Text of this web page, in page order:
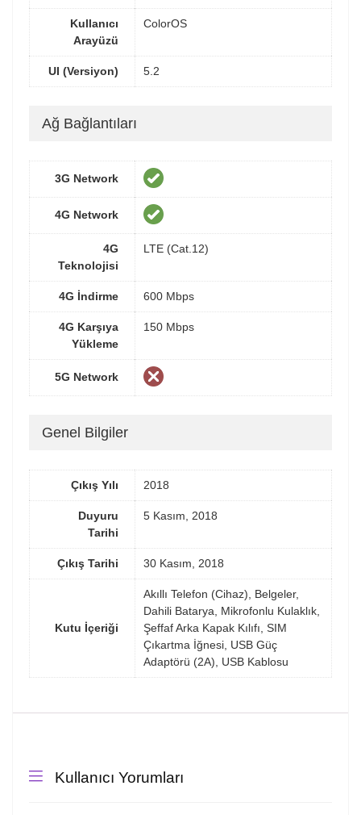
Kullanıcı
Arayüzü
ColorOS
UI (Versiyon) 5.2
Ağ Bağlantıları
3G Network
4G Network
4G
Teknolojisi
LTE (Cat.12)
4G İndirme 600 Mbps
4G Karşıya
Yükleme
150 Mbps
5G Network
Genel Bilgiler
Çıkış Yılı 2018
Duyuru
Tarihi
5 Kasım, 2018
Çıkış Tarihi 30 Kasım, 2018
Kutu İçeriği
Akıllı Telefon (Cihaz), Belgeler,
Dahili Batarya, Mikrofonlu Kulaklık,
Şeffaf Arka Kapak Kılıfı, SIM
Çıkartma İğnesi, USB Güç
Adaptörü (2A), USB Kablosu
Kullanıcı Yorumları